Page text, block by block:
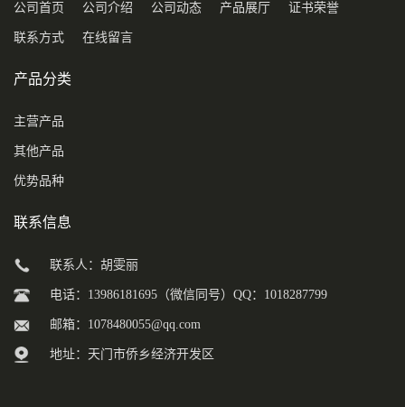
公司首页 公司介绍 公司动态 产品展厅 证书荣誉
联系方式 在线留言
产品分类
主营产品
其他产品
优势品种
联系信息
联系人：胡雯丽
电话：13986181695（微信同号）QQ：1018287799
邮箱： 1078480055@qq.com
地址：天门市侨乡经济开发区